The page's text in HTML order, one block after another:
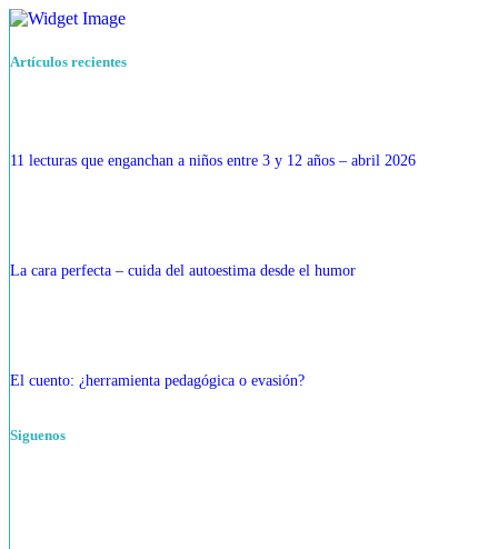
Artículos recientes
11 lecturas que enganchan a niños entre 3 y 12 años – abril 2026
La cara perfecta – cuida del autoestima desde el humor
El cuento: ¿herramienta pedagógica o evasión?
Siguenos